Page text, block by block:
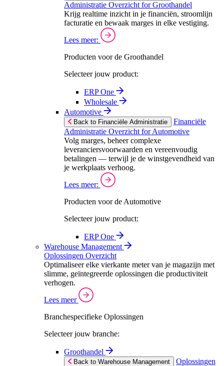
Administratie Overzicht for Groothandel
Krijg realtime inzicht in je financiën, stroomlijn
facturatie en bewaak marges in elke vestiging.
Lees meer:
Producten voor de Groothandel
Selecteer jouw product:
ERP One
Wholesale
Automotive
Back to Financiële Administratie
Financiële
Administratie Overzicht for Automotive
Volg marges, beheer complexe
leveranciersvoorwaarden en vereenvoudig
betalingen — terwijl je de winstgevendheid van
je werkplaats verhoog.
Lees meer:
Producten voor de Automotive
Selecteer jouw product:
ERP One
Warehouse Management
Oplossingen Overzicht
Optimaliseer elke vierkante meter van je magazijn met
slimme, geïntegreerde oplossingen die productiviteit
verhogen.
Lees meer
Branchespecifieke Oplossingen
Selecteer jouw branche:
Groothandel
Back to Warehouse Management
Oplossingen